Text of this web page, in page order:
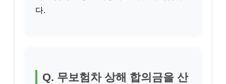
다.
Q. 무보험차 상해 합의금을 산